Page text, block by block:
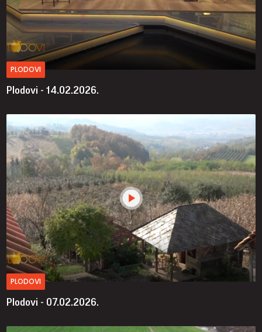
PLODOVI
Plodovi - 14.02.2026.
PLODOVI
Plodovi - 07.02.2026.